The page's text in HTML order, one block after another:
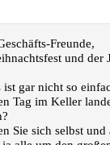
Freunde,
und der
ist gar nicht so
Tag im Keller
Sie sich selbst